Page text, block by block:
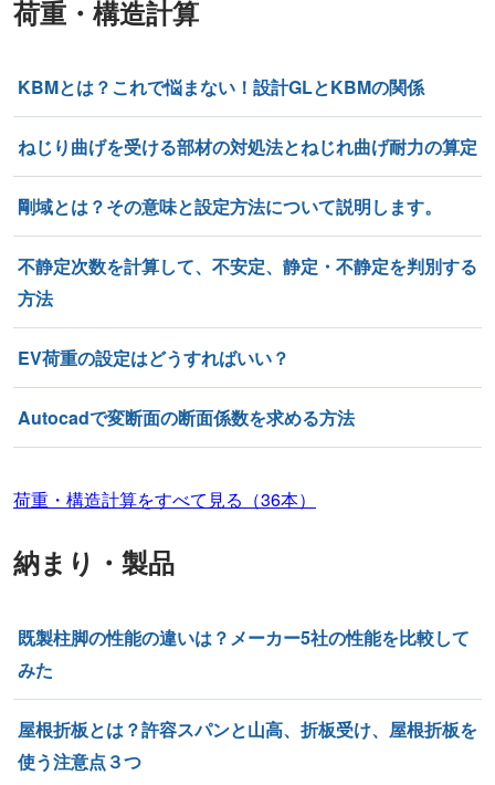
荷重・構造計算
KBMとは？これで悩まない！設計GLとKBMの関係
ねじり曲げを受ける部材の対処法とねじれ曲げ耐力の算定
剛域とは？その意味と設定方法について説明します。
不静定次数を計算して、不安定、静定・不静定を判別する
方法
EV荷重の設定はどうすればいい？
Autocadで変断面の断面係数を求める方法
荷重・構造計算をすべて見る（36本）
納まり・製品
既製柱脚の性能の違いは？メーカー5社の性能を比較して
みた
屋根折板とは？許容スパンと山高、折板受け、屋根折板を
使う注意点３つ